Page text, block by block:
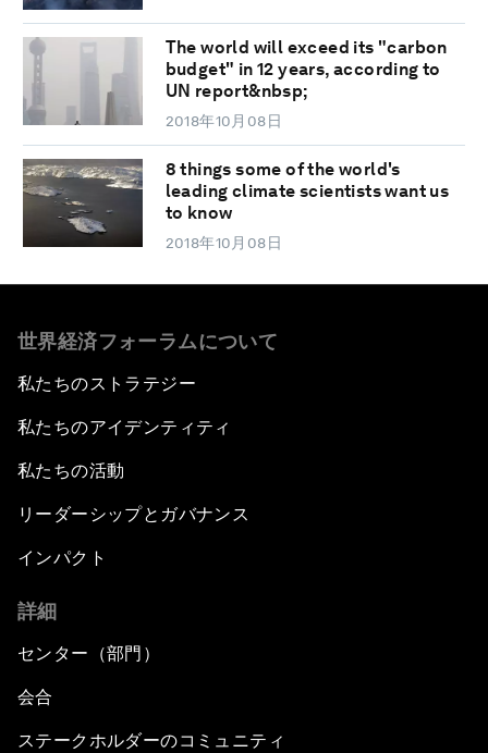
The world will exceed its "carbon
budget" in 12 years, according to
UN report&nbsp;
2018年10月08日
8 things some of the world's
leading climate scientists want us
to know
2018年10月08日
世界経済フォーラムについて
私たちのストラテジー
私たちのアイデンティティ
私たちの活動
リーダーシップとガバナンス
インパクト
詳細
センター（部門）
会合
ステークホルダーのコミュニティ